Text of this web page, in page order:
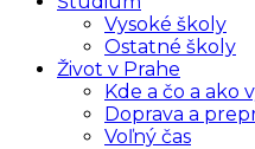
Vysoké školy
Ostatné školy
Život v Prahe
Kde a čo a ako
Doprava a
Voľný čas